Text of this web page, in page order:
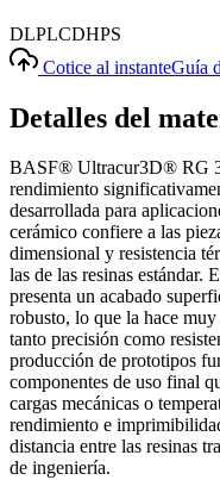
DLPLCDHPS
Cotice al instanteGuía
Detalles del
BASF® Ultracur3D® RG
rendimiento
desarrollada para
cerámico confiere a las
dimensional y resistencia
las de las resinas estándar.
presenta un acabado
robusto, lo que la hace
tanto precisión como
producción de prototipos
componentes de uso final
cargas mecánicas o
rendimiento e
distancia entre las resinas
de ingeniería.